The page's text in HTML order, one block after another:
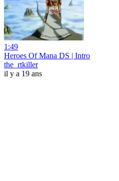
1:49
Heroes Of Mana DS | Intro
the_rtkiller
il y a 19 ans